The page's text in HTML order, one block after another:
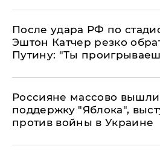
После удара РФ по
Эштон Катчер резко
Путину: "Ты
Россияне массово
поддержку "Яблока",
против войны в Украине